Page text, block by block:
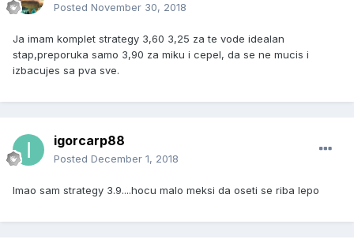
Posted November 30, 2018
Ja imam komplet strategy 3,60 3,25 za te vode idealan
stap,preporuka samo 3,90 za miku i cepel, da se ne mucis i
izbacujes sa pva sve.
igorcarp88
Posted December 1, 2018
Imao sam strategy 3.9....hocu malo meksi da oseti se riba lepo